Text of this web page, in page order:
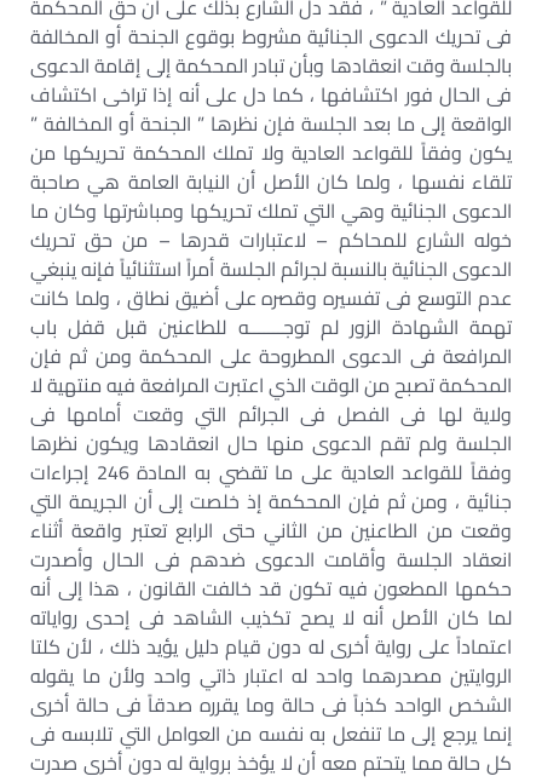
للقواعد العادية ” ، فقد دل الشارع بذلك على أن حق المحكمة
فى تحريك الدعوى الجنائية مشروط بوقوع الجنحة أو المخالفة
بالجلسة وقت انعقادها وبأن تبادر المحكمة إلى إقامة الدعوى
فى الحال فور اكتشافها ، كما دل على أنه إذا تراخى اكتشاف
الواقعة إلى ما بعد الجلسة فإن نظرها ” الجنحة أو المخالفة ”
يكون وفقاً للقواعد العادية ولا تملك المحكمة تحريكها من
تلقاء نفسها ، ولما كان الأصل أن النيابة العامة هي صاحبة
الدعوى الجنائية وهي التي تملك تحريكها ومباشرتها وكان ما
خوله الشارع للمحاكم – لاعتبارات قدرها – من حق تحريك
الدعوى الجنائية بالنسبة لجرائم الجلسة أمراً استثنائياً فإنه ينبغي
عدم التوسع فى تفسيره وقصره على أضيق نطاق ، ولما كانت
تهمة الشهادة الزور لم توجـــــــه للطاعنين قبل قفل باب
المرافعة فى الدعوى المطروحة على المحكمة ومن ثم فإن
المحكمة تصبح من الوقت الذي اعتبرت المرافعة فيه منتهية لا
ولاية لها فى الفصل فى الجرائم التي وقعت أمامها فى
الجلسة ولم تقم الدعوى منها حال انعقادها ويكون نظرها
وفقاً للقواعد العادية على ما تقضي به المادة 246 إجراءات
جنائية ، ومن ثم فإن المحكمة إذ خلصت إلى أن الجريمة التي
وقعت من الطاعنين من الثاني حتى الرابع تعتبر واقعة أثناء
انعقاد الجلسة وأقامت الدعوى ضدهم فى الحال وأصدرت
حكمها المطعون فيه تكون قد خالفت القانون ، هذا إلى أنه
لما كان الأصل أنه لا يصح تكذيب الشاهد فى إحدى رواياته
اعتماداً على رواية أخرى له دون قيام دليل يؤيد ذلك ، لأن كلتا
الروايتين مصدرهما واحد له اعتبار ذاتي واحد ولأن ما يقوله
الشخص الواحد كذباً فى حالة وما يقرره صدقاً فى حالة أخرى
إنما يرجع إلى ما تنفعل به نفسه من العوامل التي تلابسه فى
كل حالة مما يتحتم معه أن لا يؤخذ برواية له دون أخرى صدرت